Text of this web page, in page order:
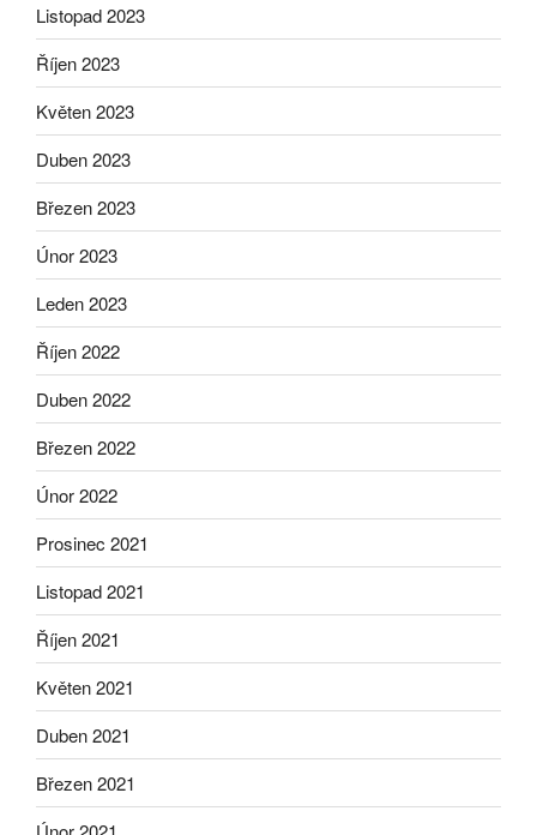
Listopad 2023
Říjen 2023
Květen 2023
Duben 2023
Březen 2023
Únor 2023
Leden 2023
Říjen 2022
Duben 2022
Březen 2022
Únor 2022
Prosinec 2021
Listopad 2021
Říjen 2021
Květen 2021
Duben 2021
Březen 2021